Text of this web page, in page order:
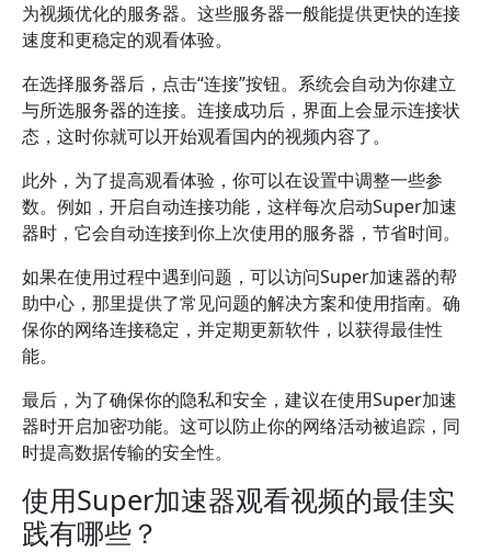
为视频优化的服务器。这些服务器一般能提供更快的连接
速度和更稳定的观看体验。
在选择服务器后，点击“连接”按钮。系统会自动为你建立
与所选服务器的连接。连接成功后，界面上会显示连接状
态，这时你就可以开始观看国内的视频内容了。
此外，为了提高观看体验，你可以在设置中调整一些参
数。例如，开启自动连接功能，这样每次启动Super加速
器时，它会自动连接到你上次使用的服务器，节省时间。
如果在使用过程中遇到问题，可以访问Super加速器的帮
助中心，那里提供了常见问题的解决方案和使用指南。确
保你的网络连接稳定，并定期更新软件，以获得最佳性
能。
最后，为了确保你的隐私和安全，建议在使用Super加速
器时开启加密功能。这可以防止你的网络活动被追踪，同
时提高数据传输的安全性。
使用Super加速器观看视频的最佳实
践有哪些？